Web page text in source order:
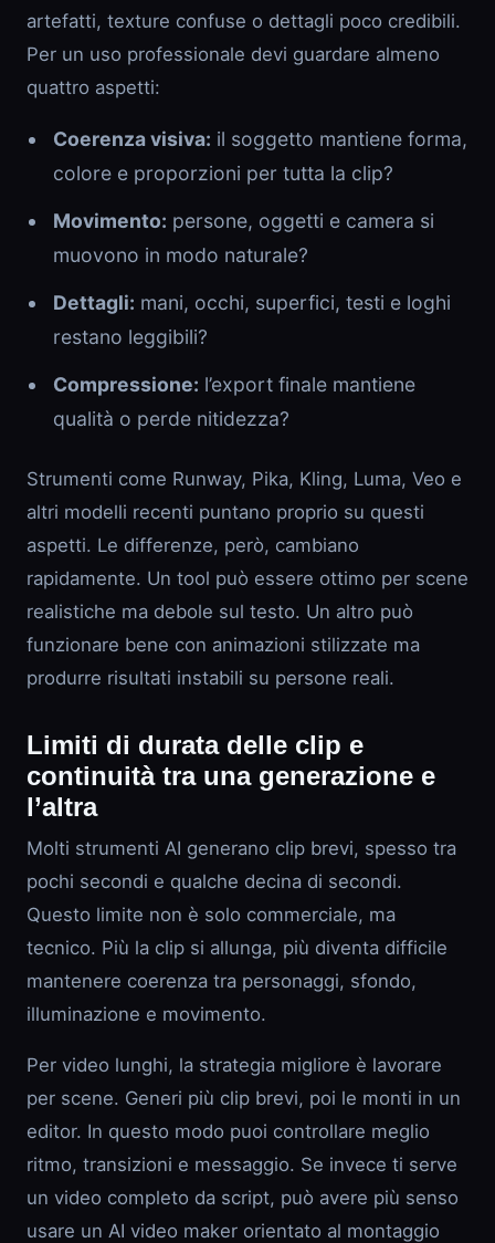
artefatti, texture confuse o dettagli poco credibili.
Per un uso professionale devi guardare almeno
quattro aspetti:
Coerenza visiva: il soggetto mantiene forma,
colore e proporzioni per tutta la clip?
Movimento: persone, oggetti e camera si
muovono in modo naturale?
Dettagli: mani, occhi, superfici, testi e loghi
restano leggibili?
Compressione: l’export finale mantiene
qualità o perde nitidezza?
Strumenti come Runway, Pika, Kling, Luma, Veo e
altri modelli recenti puntano proprio su questi
aspetti. Le differenze, però, cambiano
rapidamente. Un tool può essere ottimo per scene
realistiche ma debole sul testo. Un altro può
funzionare bene con animazioni stilizzate ma
produrre risultati instabili su persone reali.
Limiti di durata delle clip e
continuità tra una generazione e
l’altra
Molti strumenti AI generano clip brevi, spesso tra
pochi secondi e qualche decina di secondi.
Questo limite non è solo commerciale, ma
tecnico. Più la clip si allunga, più diventa difficile
mantenere coerenza tra personaggi, sfondo,
illuminazione e movimento.
Per video lunghi, la strategia migliore è lavorare
per scene. Generi più clip brevi, poi le monti in un
editor. In questo modo puoi controllare meglio
ritmo, transizioni e messaggio. Se invece ti serve
un video completo da script, può avere più senso
usare un AI video maker orientato al montaggio